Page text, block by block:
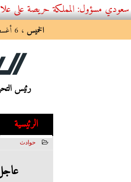
حريصة على علاقتها مع
الخميس ، 6 أغسطس 2026
رئيس
الرئيسية
حوادث